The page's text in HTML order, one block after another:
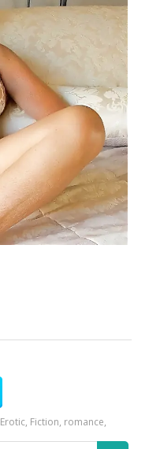
Erotic, Fiction, romance,